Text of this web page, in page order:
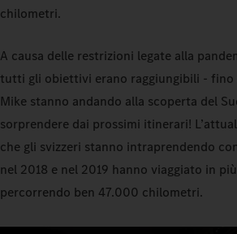
chilometri.
A causa delle restrizioni legate alla
tutti gli obiettivi erano raggiungibili - fino
Mike stanno andando alla scoperta del
sorprendere dai prossimi itinerari!
che gli svizzeri stanno intraprendendo
nel 2018 e nel 2019 hanno viaggiato in
percorrendo ben 47.000 chilometri.